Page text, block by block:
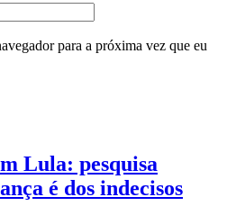
para a próxima vez que eu
Lula: pesquisa
é dos indecisos